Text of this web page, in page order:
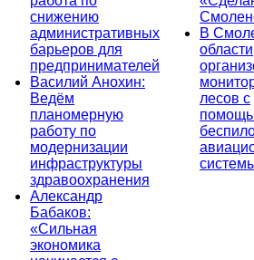
снижению
административных
барьеров для
предпринимателей
Василий Анохин:
Ведём
планомерную
работу по
модернизации
инфраструктуры
здравоохранения
Александр
Бабаков:
«Сильная
экономика
В
области
лесов с